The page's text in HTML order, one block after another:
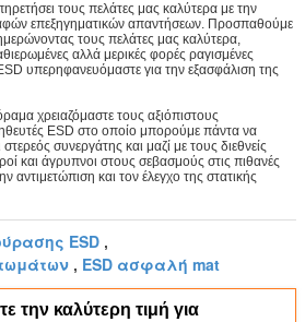
τους πελάτες μας καλύτερα με την
επεξηγηματικών απαντήσεων. Προσπαθούμε
τους πελάτες μας καλύτερα,
αλλά μερικές φορές ραγισμένες
υπερηφανευόμαστε για την εξασφάλιση της
χρειαζόμαστε τους αξιόπιστους
ESD στο οποίο μπορούμε πάντα να
συνεργάτης και μαζί με τους διεθνείς
και άγρυπνοι στους σεβασμούς στις πιθανές
αντιμετώπιση και τον έλεγχο της στατικής
ESD ,
, ESD ασφαλή mat
την καλύτερη τιμή για